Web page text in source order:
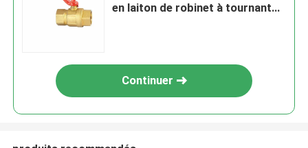
en laiton de robinet à tournant
Continuer